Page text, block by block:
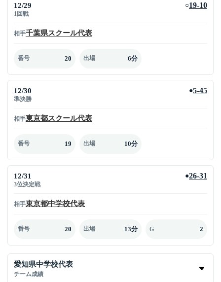
12/29
1回戦
○19-10
相手千葉県スクール代表
番号 20 出場 6分
12/30
準決勝
●5-45
相手東京都スクール代表
番号 19 出場 10分
12/31
3位決定戦
●26-31
相手東京都中学校代表
番号 20 出場 13分 G 2
愛知県中学校代表
チーム成績